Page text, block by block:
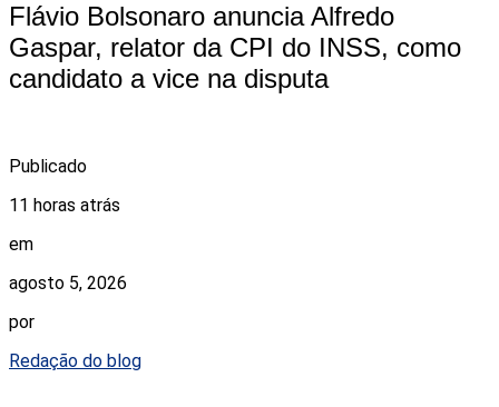
Flávio Bolsonaro anuncia Alfredo
Gaspar, relator da CPI do INSS, como
candidato a vice na disputa
Publicado
11 horas atrás
em
agosto 5, 2026
por
Redação do blog